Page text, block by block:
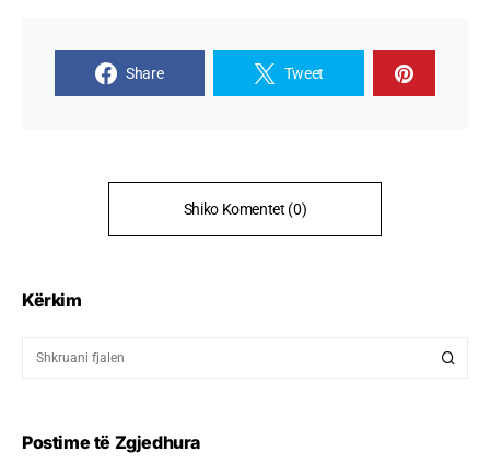
Share Tweet
Shiko Komentet (0)
Kërkim
Postime të Zgjedhura